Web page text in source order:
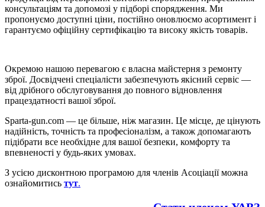
консультаціям та допомозі у підборі спорядження. Ми
пропонуємо доступні ціни, постійно оновлюємо асортимент і
гарантуємо офіційну сертифікацію та високу якість товарів.
Окремою нашою перевагою є власна майстерня з ремонту
зброї. Досвідчені спеціалісти забезпечують якісний сервіс —
від дрібного обслуговування до повного відновлення
працездатності вашої зброї.
Sparta-gun.com — це більше, ніж магазин. Це місце, де цінують
надійність, точність та професіоналізм, а також допомагають
підібрати все необхідне для вашої безпеки, комфорту та
впевненості у будь-яких умовах.
З усією дисконтною програмою для членів Асоціації можна
ознайомитись тут.